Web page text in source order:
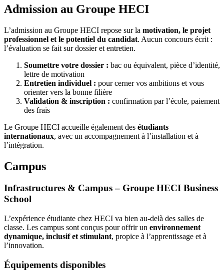
Admission au Groupe HECI
L’admission au Groupe HECI repose sur la motivation, le projet
professionnel et le potentiel du candidat. Aucun concours écrit :
l’évaluation se fait sur dossier et entretien.
Soumettre votre dossier : bac ou équivalent, pièce d’identité,
lettre de motivation
Entretien individuel : pour cerner vos ambitions et vous
orienter vers la bonne filière
Validation & inscription : confirmation par l’école, paiement
des frais
Le Groupe HECI accueille également des étudiants
internationaux, avec un accompagnement à l’installation et à
l’intégration.
Campus
Infrastructures & Campus – Groupe HECI Business
School
L’expérience étudiante chez HECI va bien au-delà des salles de
classe. Les campus sont conçus pour offrir un environnement
dynamique, inclusif et stimulant, propice à l’apprentissage et à
l’innovation.
Équipements disponibles